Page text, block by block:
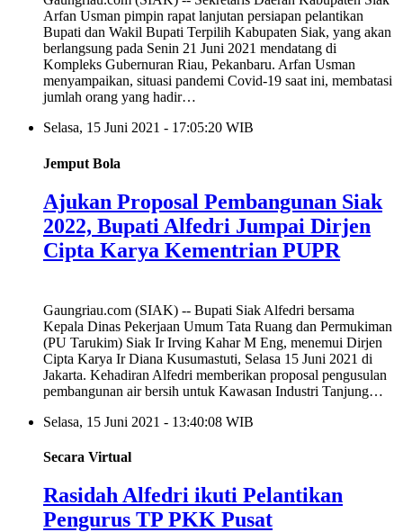
Arfan Usman pimpin rapat lanjutan persiapan pelantikan
Bupati dan Wakil Bupati Terpilih Kabupaten Siak, yang akan
berlangsung pada Senin 21 Juni 2021 mendatang di
Kompleks Gubernuran Riau, Pekanbaru. Arfan Usman
menyampaikan, situasi pandemi Covid-19 saat ini, membatasi
jumlah orang yang hadir…
Selasa, 15 Juni 2021 - 17:05:20 WIB
Jemput Bola
Ajukan Proposal Pembangunan Siak
2022, Bupati Alfedri Jumpai Dirjen
Cipta Karya Kementrian PUPR
Gaungriau.com (SIAK) -- Bupati Siak Alfedri bersama
Kepala Dinas Pekerjaan Umum Tata Ruang dan Permukiman
(PU Tarukim) Siak Ir Irving Kahar M Eng, menemui Dirjen
Cipta Karya Ir Diana Kusumastuti, Selasa 15 Juni 2021 di
Jakarta. Kehadiran Alfedri memberikan proposal pengusulan
pembangunan air bersih untuk Kawasan Industri Tanjung…
Selasa, 15 Juni 2021 - 13:40:08 WIB
Secara Virtual
Rasidah Alfedri ikuti Pelantikan
Pengurus TP PKK Pusat